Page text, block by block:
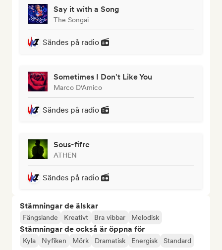
Say it with a Song
The Songai
Sändes på radio
Sometimes I Don't Like You
Marco D'Amico
Sändes på radio
Sous-fifre
ATHEN
Sändes på radio
Stämningar de älskar
Fängslande Kreativt Bra vibbar Melodisk
Stämningar de också är öppna för
Kyla Nyfiken Mörk Dramatisk Energisk
Standard